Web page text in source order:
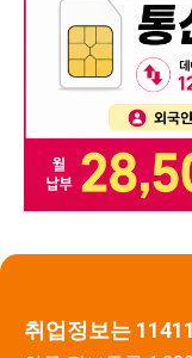
취업정보는